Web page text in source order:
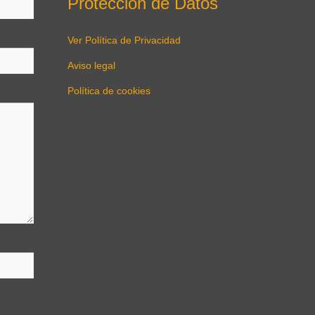
Ver Política de Privacidad
Aviso legal
Política de cookies